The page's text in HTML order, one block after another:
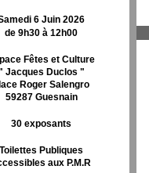
6 Juin 2026
de 9h30 à 12h00
Fêtes et Culture
Jacques Duclos "
Roger Salengro
59287 Guesnain
30 exposants
Toilettes Publiques
aux P.M.R